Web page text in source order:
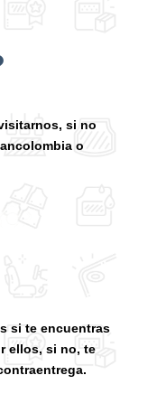
si no
o
si te encuentras
ellos, si no, te